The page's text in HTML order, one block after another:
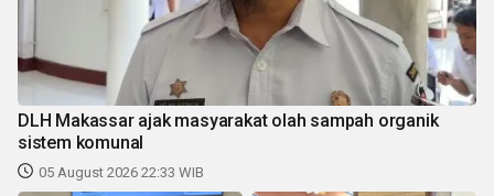
DLH Makassar ajak masyarakat olah sampah organik
sistem komunal
05 August 2026 22:33 WIB